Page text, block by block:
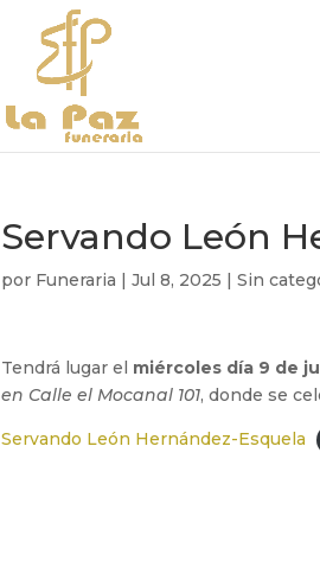
Servando León
por Funeraria |Jul 8, 2025 |Sin
Tendrá lugar el miércoles día 9 de
en Calle el Mocanal 101, donde se
Servando León Hernández-Esquela